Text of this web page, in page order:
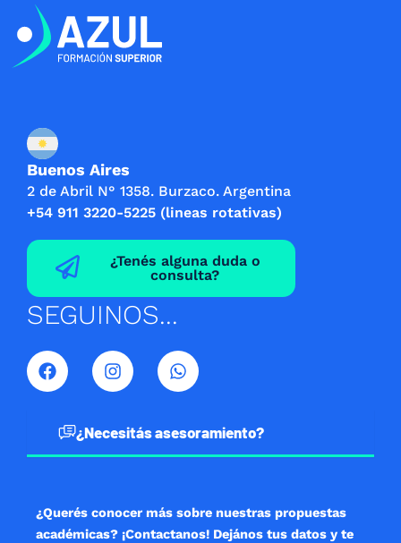
Buenos Aires
2 de Abril N° 1358. Burzaco. Argentina
+54 911 3220-5225 (lineas rotativas)
¿Tenés alguna duda o
consulta?
SEGUINOS...
F
a
c
I
n
s
a
W
h
a
s
¿Necesitás asesoramiento?
¿Querés conocer más sobre nuestras propuestas
académicas? ¡Contactanos! Dejános tus datos y te